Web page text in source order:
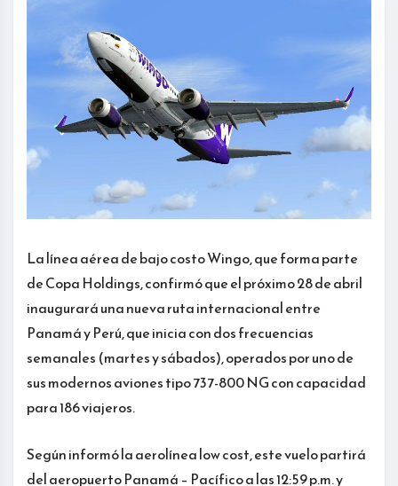
La línea aérea de bajo costo Wingo, que forma parte
de Copa Holdings, confirmó que el próximo 28 de abril
inaugurará una nueva ruta internacional entre
Panamá y Perú, que inicia con dos frecuencias
semanales (martes y sábados), operados por uno de
sus modernos aviones tipo 737-800 NG con capacidad
para 186 viajeros.
Según informó la aerolínea low cost, este vuelo partirá
del aeropuerto Panamá – Pacífico a las 12:59 p.m. y